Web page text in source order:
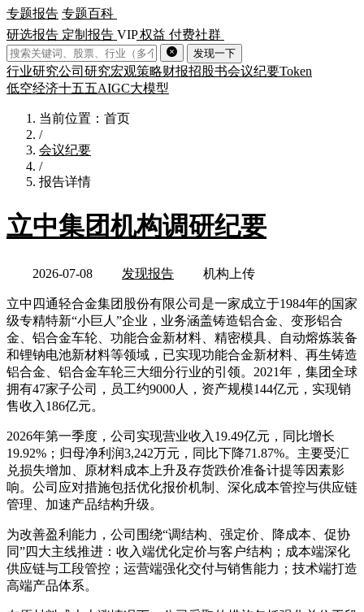
专题报告 专题百科
研选报告 定制报告 VIP权益 付费社群
发现一下
行业研究公司研究宏观策略财报招股书会议纪要Token
低空经济十五五AIGC大模型
当前位置：首页
/
会议纪要
/
报告详情
立中集团机构调研纪要
2026-07-08 发现报告 机构上传
立中四通轻合金集团股份有限公司是一家成立于1984年的国家
级专精特新“小巨人”企业，业务涵盖铸造铝合金、变形铝合
金、铝合金车轮、功能合金新材料、精密模具、自动熔炼装备
和锂钠电池新材料等领域，已实现功能合金新材料、再生铸造
铝合金、铝合金车轮三大细分行业的引领。2021年，集团全球
拥有47家子公司，员工约9000人，资产规模144亿元，实现销
售收入186亿元。
2026年第一季度，公司实现营业收入19.49亿元，同比增长
19.92%；归母净利润3,242万元，同比下降71.87%。主要受汇
兑损失增加、原材料成本上升及存货跌价准备计提等因素影
响。公司应对措施包括优化报价机制、深化成本管控与供应链
管理、加速产品结构升级。
为改善盈利能力，公司围绕“调结构、强定价、降成本、促协
同”四大主线推进：收入端优化定价与客户结构；成本端深化
供应链与工段管控；运营端强化交付与销售能力；技术端打造
高端产品体系。